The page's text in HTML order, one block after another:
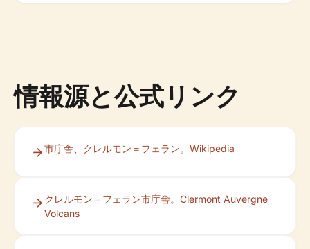
情報源と公式リンク
市庁舎、クレルモン＝フェラン。Wikipedia
クレルモン＝フェラン市庁舎。Clermont Auvergne
Volcans